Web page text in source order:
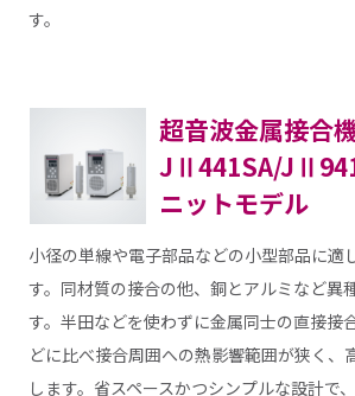
す。
超音波金属接合
JⅡ441SA/
ニットモデル
小径の単線や電子部品などの小型部品に適
す。同材質の接合の他、銅とアルミなど異
す。半田などを使わずに金属同士の直接接
どに比べ接合周囲への熱影響範囲が狭く、
します。省スペースかつシンプルな設計で